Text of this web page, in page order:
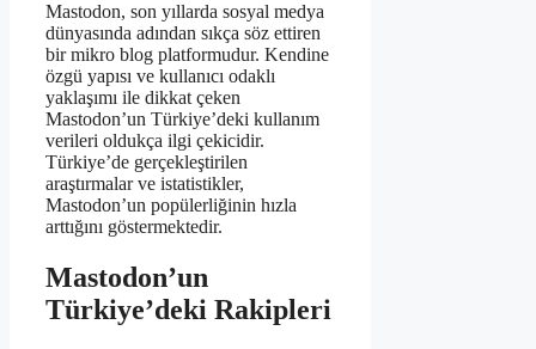
Mastodon, son yıllarda sosyal medya
dünyasında adından sıkça söz ettiren
bir mikro blog platformudur. Kendine
özgü yapısı ve kullanıcı odaklı
yaklaşımı ile dikkat çeken
Mastodon’un Türkiye’deki kullanım
verileri oldukça ilgi çekicidir.
Türkiye’de gerçekleştirilen
araştırmalar ve istatistikler,
Mastodon’un popülerliğinin hızla
arttığını göstermektedir.
Mastodon’un
Türkiye’deki Rakipleri